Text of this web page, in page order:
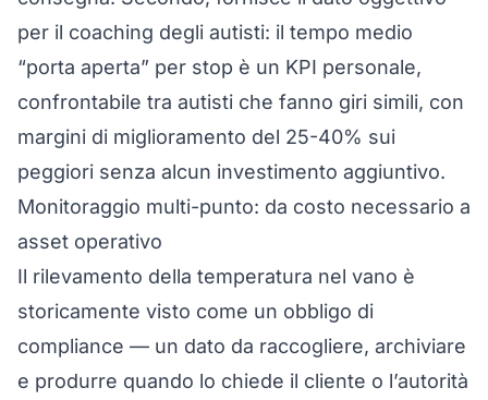
per il coaching degli autisti: il tempo medio
“porta aperta” per stop è un KPI personale,
confrontabile tra autisti che fanno giri simili, con
margini di miglioramento del 25-40% sui
peggiori senza alcun investimento aggiuntivo.
Monitoraggio multi-punto: da costo necessario a
asset operativo
Il rilevamento della temperatura nel vano è
storicamente visto come un obbligo di
compliance — un dato da raccogliere, archiviare
e produrre quando lo chiede il cliente o l’autorità